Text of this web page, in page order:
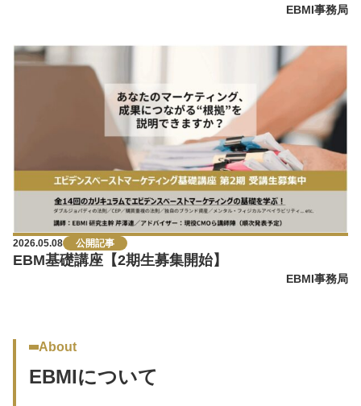
EBMI事務局
2026.05.08 公開記事
EBM基礎講座【2期生募集開始】
EBMI事務局
About
EBMIについて